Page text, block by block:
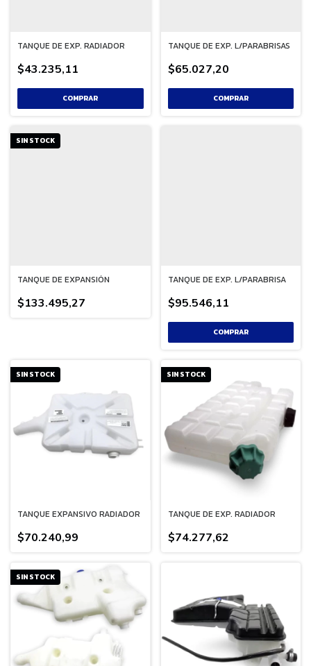
TANQUE DE EXP. RADIADOR
$43.235,11
TANQUE DE EXP. L/PARABRISAS
$65.027,20
SIN STOCK
TANQUE DE EXPANSIÓN
$133.495,27
TANQUE DE EXP. L/PARABRISA
$95.546,11
SIN STOCK
TANQUE EXPANSIVO RADIADOR
$70.240,99
SIN STOCK
TANQUE DE EXP. RADIADOR
$74.277,62
SIN STOCK